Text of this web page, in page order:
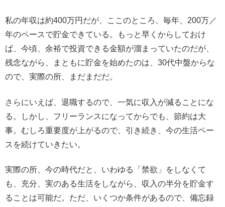
私の年収は約400万円だが、ここのところ、毎年、200万／
年のペースで貯金できている。もっと早くからしておけ
ば、今頃、余裕で投資できる金額が溜まっていたのだが、
残念ながら、まともに貯金を始めたのは、30代中盤からな
ので、実際の所、まだまだだ。
さらにいえば、退職するので、一気に収入が減ることにな
る。しかし、フリーランスになってからでも、節約は大
事。むしろ重要度が上がるので、引き続き、今の生活ペー
スを続けていきたい。
実際の所、今の時代だと、いわゆる「禁欲」をしなくて
も、充分、実のある生活をしながら、収入の半分を貯金す
ることは可能だ。ただ、いくつか条件があるので、備忘録